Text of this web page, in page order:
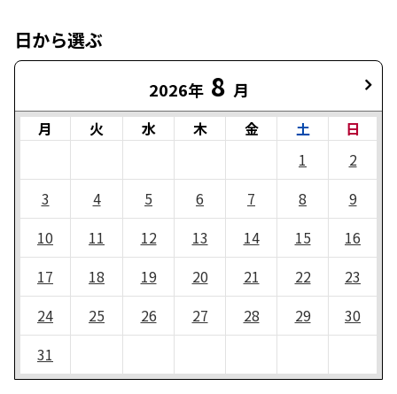
日から選ぶ
2026年 8 月
月 火 水 木 金 土
日
1
2
3
4 5 6 7 8
9
10
11 12 13 14 15
16
17
18 19 20 21 22
23
24
25 26 27 28 29
30
31